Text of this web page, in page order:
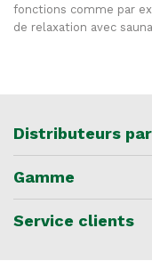
fonctions comme par
de relaxation avec
Distributeurs
Gamme
Service clients